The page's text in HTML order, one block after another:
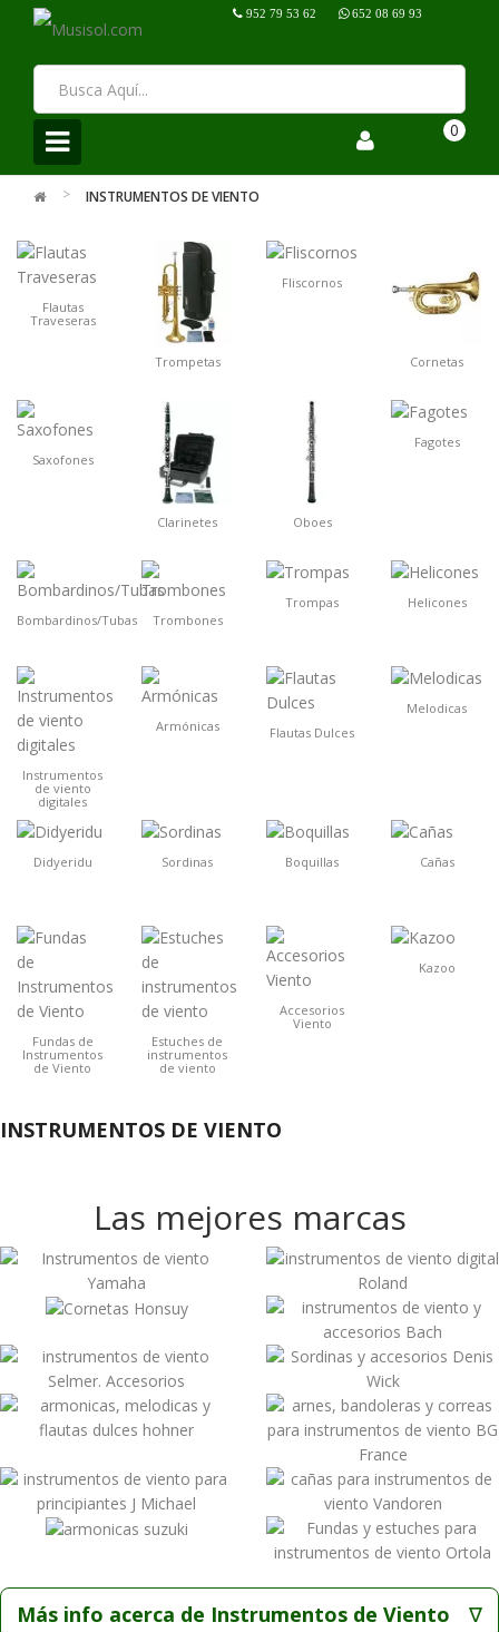
952 79 53 62 652 08 69 93
Menú 0
INSTRUMENTOS DE VIENTO
Flautas
Traveseras
Trompetas
Fliscornos
Cornetas
Saxofones
Clarinetes Oboes
Fagotes
Bombardinos/Tubas Trombones
Trompas Helicones
Instrumentos
de viento
digitales
Armónicas Flautas Dulces
Melodicas
Didyeridu Sordinas Boquillas Cañas
Fundas de
Instrumentos
de Viento
Estuches de
instrumentos
de viento
Accesorios
Viento
Kazoo
INSTRUMENTOS DE VIENTO
Las mejores marcas
Más info acerca de Instrumentos de Viento